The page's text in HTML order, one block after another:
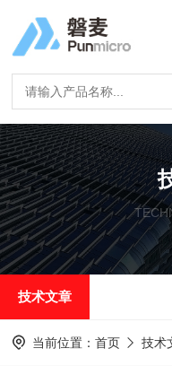
技术文章
当前位置： 首页 技术